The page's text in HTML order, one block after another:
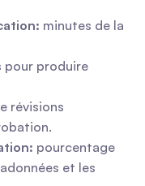
minutes de la
pour produire
révisions
pourcentage
et les